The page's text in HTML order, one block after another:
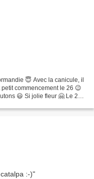
😇 Avec la canicule, il
commencement le 26 😉
😃 Si jolie fleur 🤗 Le 27,